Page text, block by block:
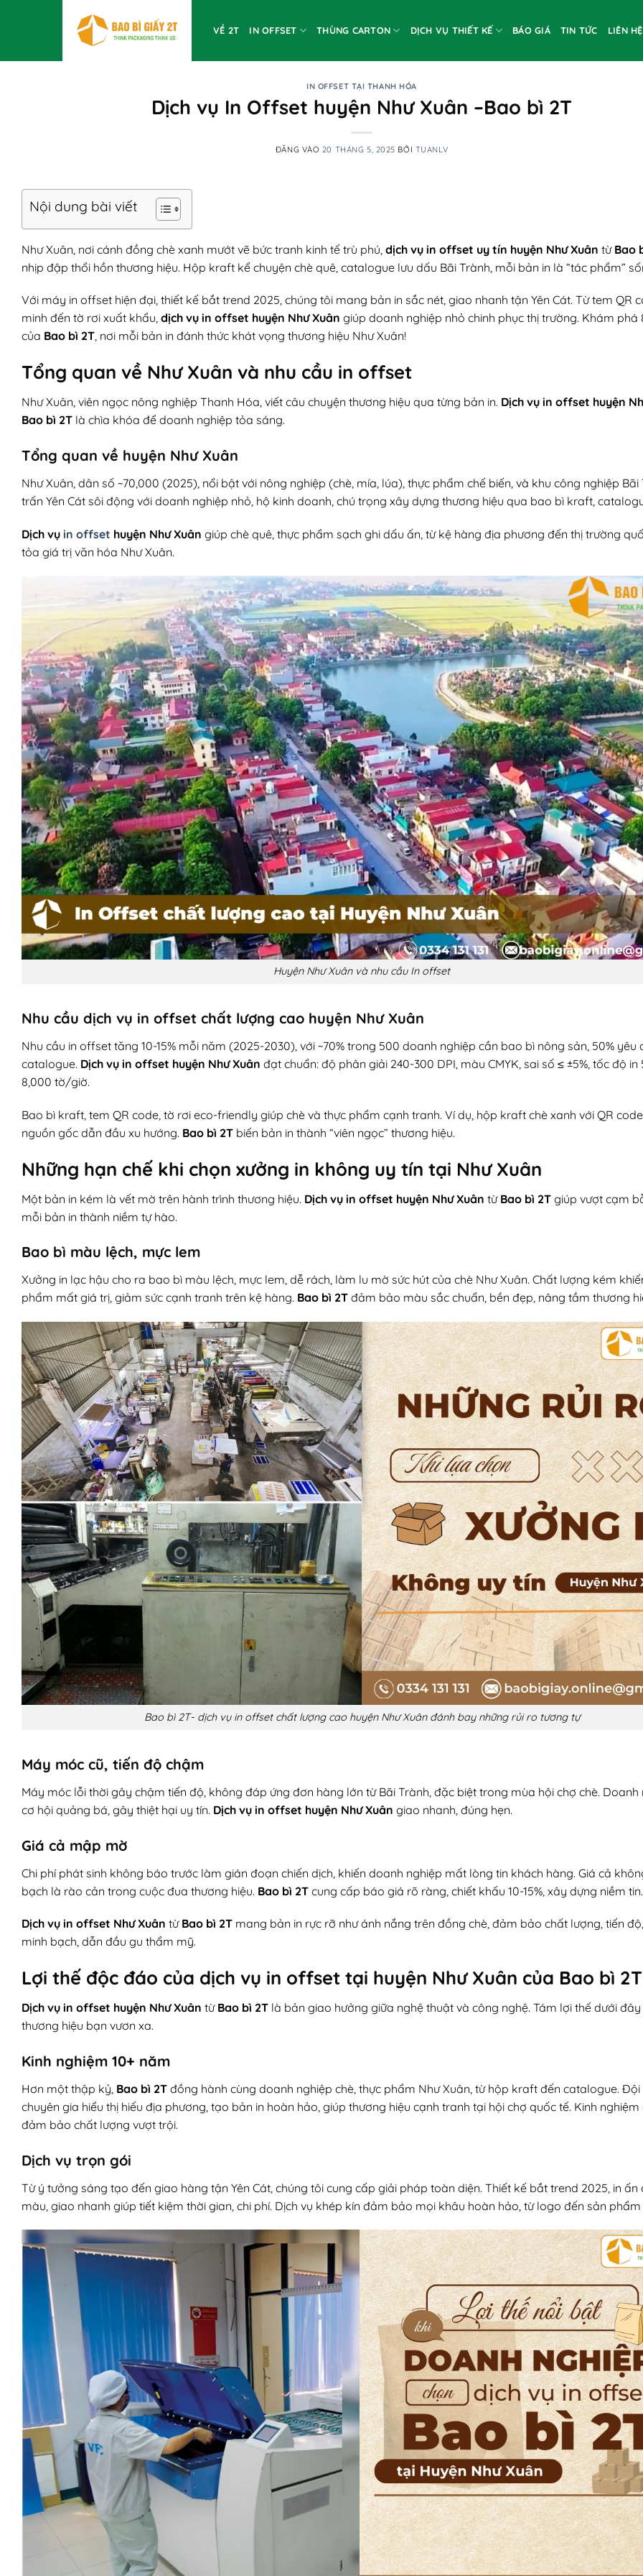
dung
VỀ 2T IN OFFSET THÙNG CARTON DỊCH VỤ THIẾT KẾ BÁO GIÁ TIN TỨC LIÊN HỆ
IN OFFSET TẠI THANH HÓA
Dịch vụ In Offset huyện Như Xuân –Bao bì 2T
ĐĂNG VÀO 20 THÁNG 5, 2025 BỞI TUANLV
Nội dung bài viết
Như Xuân, nơi cánh đồng chè xanh mướt vẽ bức tranh kinh tế trù phú, dịch vụ in offset uy tín huyện Như Xuân từ Bao
nhịp đập thổi hồn thương hiệu. Hộp kraft kể chuyện chè quê, catalogue lưu dấu Bãi Trành, mỗi bản in là “tác phẩm”
Với máy in offset hiện đại, thiết kế bắt trend 2025, chúng tôi mang bản in sắc nét, giao nhanh tận Yên Cát. Từ tem QR
minh đến tờ rơi xuất khẩu, dịch vụ in offset huyện Như Xuân giúp doanh nghiệp nhỏ chinh phục thị trường. Khám phá
của Bao bì 2T, nơi mỗi bản in đánh thức khát vọng thương hiệu Như Xuân!
Tổng quan về Như Xuân và nhu cầu in offset
Như Xuân, viên ngọc nông nghiệp Thanh Hóa, viết câu chuyện thương hiệu qua từng bản in. Dịch vụ in offset huyện
Bao bì 2T là chìa khóa để doanh nghiệp tỏa sáng.
Tổng quan về huyện Như Xuân
Như Xuân, dân số ~70,000 (2025), nổi bật với nông nghiệp (chè, mía, lúa), thực phẩm chế biến, và khu công nghiệp Bãi
trấn Yên Cát sôi động với doanh nghiệp nhỏ, hộ kinh doanh, chú trọng xây dựng thương hiệu qua bao bì kraft,
Dịch vụ in offset huyện Như Xuân giúp chè quê, thực phẩm sạch ghi dấu ấn, từ kệ hàng địa phương đến thị trường
tỏa giá trị văn hóa Như Xuân.
Huyện Như Xuân và nhu cầu In offset
Nhu cầu dịch vụ in offset chất lượng cao huyện Như Xuân
Nhu cầu in offset tăng 10-15% mỗi năm (2025-2030), với ~70% trong 500 doanh nghiệp cần bao bì nông sản, 50% yêu
catalogue. Dịch vụ in offset huyện Như Xuân đạt chuẩn: độ phân giải 240-300 DPI, màu CMYK, sai số ≤ ±5%, tốc độ in
8,000 tờ/giờ.
Bao bì kraft, tem QR code, tờ rơi eco-friendly giúp chè và thực phẩm cạnh tranh. Ví dụ, hộp kraft chè xanh với QR
nguồn gốc dẫn đầu xu hướng. Bao bì 2T biến bản in thành “viên ngọc” thương hiệu.
Những hạn chế khi chọn xưởng in không uy tín tại Như Xuân
Một bản in kém là vết mờ trên hành trình thương hiệu. Dịch vụ in offset huyện Như Xuân từ Bao bì 2T giúp vượt cạm
mỗi bản in thành niềm tự hào.
Bao bì màu lệch, mực lem
Xưởng in lạc hậu cho ra bao bì màu lệch, mực lem, dễ rách, làm lu mờ sức hút của chè Như Xuân. Chất lượng kém
phẩm mất giá trị, giảm sức cạnh tranh trên kệ hàng. Bao bì 2T đảm bảo màu sắc chuẩn, bền đẹp, nâng tầm thương
Bao bì 2T- dịch vụ in offset chất lượng cao huyện Như Xuân đánh bay những rủi ro tương tự
Máy móc cũ, tiến độ chậm
Máy móc lỗi thời gây chậm tiến độ, không đáp ứng đơn hàng lớn từ Bãi Trành, đặc biệt trong mùa hội chợ chè.
cơ hội quảng bá, gây thiệt hại uy tín. Dịch vụ in offset huyện Như Xuân giao nhanh, đúng hẹn.
Giá cả mập mờ
Chi phí phát sinh không báo trước làm gián đoạn chiến dịch, khiến doanh nghiệp mất lòng tin khách hàng. Giá cả
bạch là rào cản trong cuộc đua thương hiệu. Bao bì 2T cung cấp báo giá rõ ràng, chiết khấu 10-15%, xây dựng niềm tin.
Dịch vụ in offset Như Xuân từ Bao bì 2T mang bản in rực rỡ như ánh nắng trên đồng chè, đảm bảo chất lượng, tiến
minh bạch, dẫn đầu gu thẩm mỹ.
Lợi thế độc đáo của dịch vụ in offset tại huyện Như Xuân của Bao bì 2T
Dịch vụ in offset huyện Như Xuân từ Bao bì 2T là bản giao hưởng giữa nghệ thuật và công nghệ. Tám lợi thế dưới
thương hiệu bạn vươn xa.
Kinh nghiệm 10+ năm
Hơn một thập kỷ, Bao bì 2T đồng hành cùng doanh nghiệp chè, thực phẩm Như Xuân, từ hộp kraft đến catalogue. Đội
chuyên gia hiểu thị hiếu địa phương, tạo bản in hoàn hảo, giúp thương hiệu cạnh tranh tại hội chợ quốc tế. Kinh
đảm bảo chất lượng vượt trội.
Dịch vụ trọn gói
Từ ý tưởng sáng tạo đến giao hàng tận Yên Cát, chúng tôi cung cấp giải pháp toàn diện. Thiết kế bắt trend 2025, in ấn
màu, giao nhanh giúp tiết kiệm thời gian, chi phí. Dịch vụ khép kín đảm bảo mọi khâu hoàn hảo, từ logo đến sản phẩm